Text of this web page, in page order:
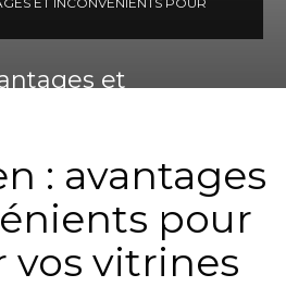
et
: avantages
pour
vitrines